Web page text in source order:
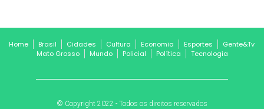
Home Brasil Cidades Cultura Economia Esportes
Gente&Tv
Mato Grosso
Mundo Policial Política Tecnologia
© Copyright 2022 - Todos os direitos reservados